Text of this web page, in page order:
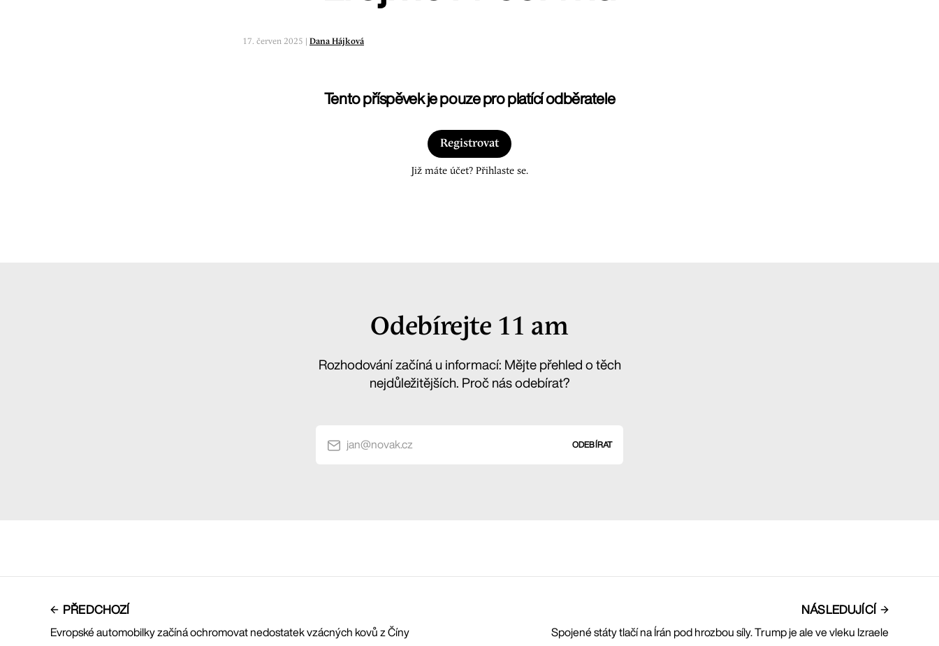
17. červen 2025 | Dana Hájková
Tento příspěvek je pouze pro platící odběratele
Registrovat
Již máte účet? Přihlaste se.
Odebírejte 11 am
Rozhodování začíná u informací: Mějte přehled o těch
nejdůležitějších. Proč nás odebírat?
jan@novak.cz ODEBÍRAT
PŘEDCHOZÍ
Evropské automobilky začíná ochromovat nedostatek vzácných kovů z Číny
NÁSLEDUJÍCÍ
Spojené státy tlačí na Írán pod hrozbou síly. Trump je ale ve vleku Izraele